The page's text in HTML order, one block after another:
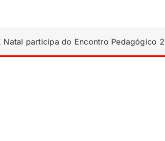
Natal participa do Encontro Pedagógico